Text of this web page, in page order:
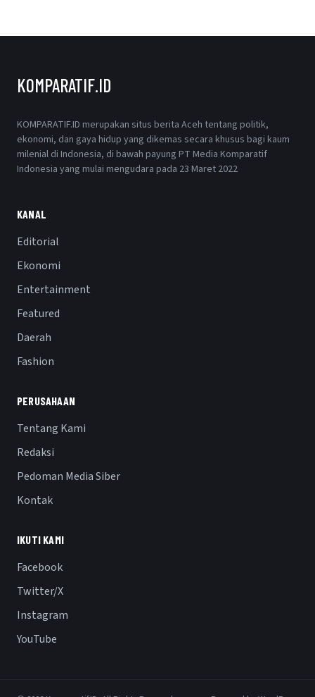
KOMPARATIF.ID
KOMPARATIF.ID merupakan situs berita Aceh tentang politik,
ekonomi, dan gaya hidup yang dikemas secara khusus bagi kaum
milenial di Indonesia, di bawah payung PT Media Komparatif
Indonesia yang mulai mengudara pada 23 Maret 2022
KANAL
Editorial
Ekonomi
Entertainment
Featured
Daerah
Fashion
PERUSAHAAN
Tentang Kami
Redaksi
Pedoman Media Siber
Kontak
IKUTI KAMI
Facebook
Twitter/X
Instagram
YouTube